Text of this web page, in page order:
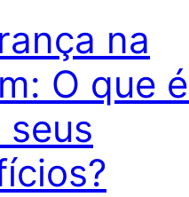
na
O que
seus